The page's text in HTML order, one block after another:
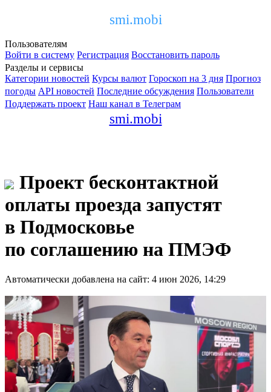
smi.mobi
Пользователям
Войти в систему Регистрация Восстановить пароль
Разделы и сервисы
Категории новостей Курсы валют Гороскоп на 3 дня Прогноз
погоды API новостей Последние обсуждения Пользователи
Поддержать проект Наш канал в Телеграм
smi.mobi
Проект бесконтактной
оплаты проезда запустят
в Подмосковье
по соглашению на ПМЭФ
Автоматически добавлена на сайт: 4 июн 2026, 14:29